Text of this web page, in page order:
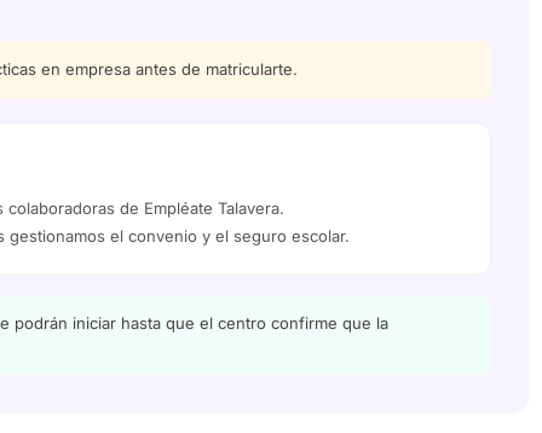
en empresa antes de matricularte.
de Empléate Talavera.
el convenio y el seguro escolar.
podrán iniciar hasta que el centro confirme que la